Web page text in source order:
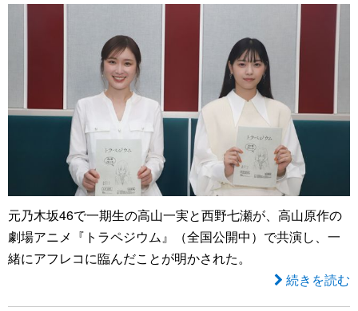
元乃木坂46で一期生の高山一実と西野七瀬が、高山原作の
劇場アニメ『トラペジウム』（全国公開中）で共演し、一
緒にアフレコに臨んだことが明かされた。
続きを読む